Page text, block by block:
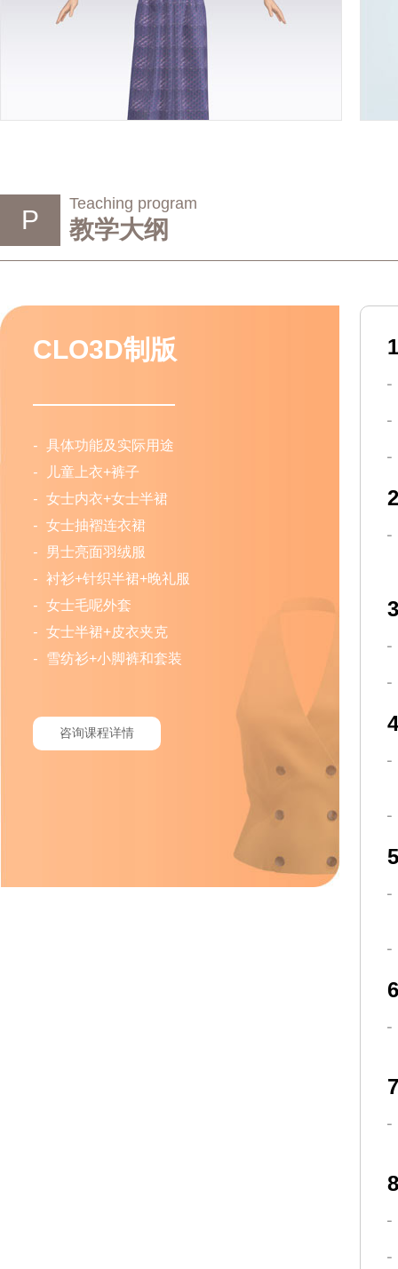
P
Teaching program
教学大纲
CLO3D制版
- 具体功能及实际用途
-
儿童上衣+裤子
- 女士内衣+女士半裙
- 女士抽褶连衣裙
-
男士亮面羽绒服
- 衬衫+针织半裙+晚礼服
- 女士毛呢外套
- 女士半裙+皮衣夹克
-
雪纺衫+小脚裤和套装
咨询课程详情